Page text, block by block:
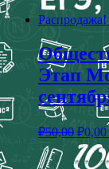
Распродажа!
Этап
₽50,00 ₽0,00